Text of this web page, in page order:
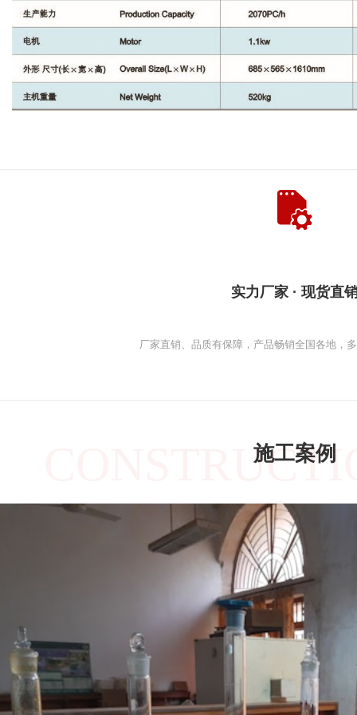
实力厂家 · 现货直
厂家直销、品质有保障，产品畅销全国各地，
施工案例